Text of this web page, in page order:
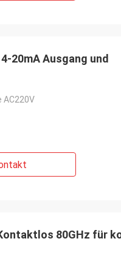
20mA Ausgang und
AC220V
80GHz für